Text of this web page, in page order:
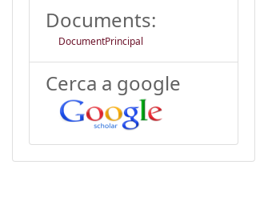
Documents:
DocumentPrincipal
Cerca a google